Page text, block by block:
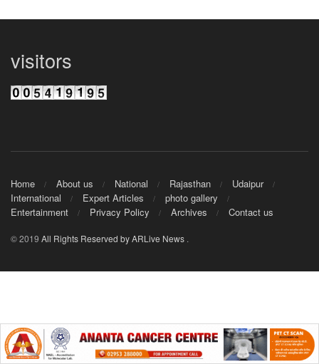
visitors
Home About us National Rajasthan
Udaipur
International
Expert Articles
photo gallery
Entertainment
Privacy Policy Archives Contact us
© 2019 All Rights Reserved by ARLive News .